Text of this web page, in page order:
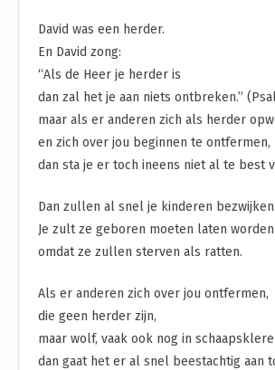
David was een herder.
En David zong:
“Als de Heer je herder is
dan zal het je aan niets ontbreken.”
maar als er anderen zich als herder
en zich over jou beginnen te ontfermen,
dan sta je er toch ineens niet al te best
Dan zullen al snel je kinderen bezwijken.
Je zult ze geboren moeten laten
omdat ze zullen sterven als ratten.
Als er anderen zich over jou ontfermen,
die geen herder zijn,
maar wolf, vaak ook nog in
dan gaat het er al snel beestachtig aan